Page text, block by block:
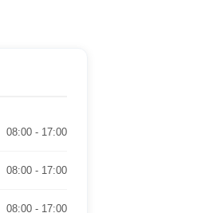
08:00 - 17:00
08:00 - 17:00
08:00 - 17:00